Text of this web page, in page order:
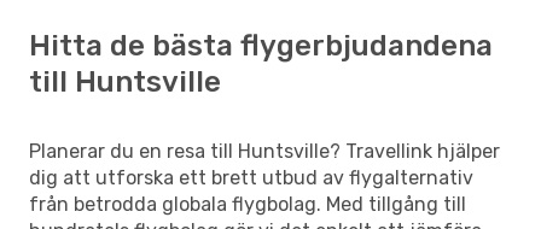
Hitta de bästa flygerbjudandena
till Huntsville
Planerar du en resa till Huntsville? Travellink hjälper
dig att utforska ett brett utbud av flygalternativ
från betrodda globala flygbolag. Med tillgång till